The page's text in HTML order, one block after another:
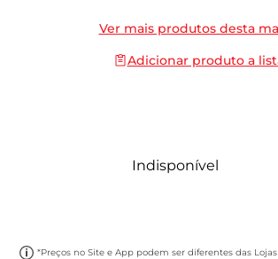
Ver mais produtos desta
Adicionar produto a
Indisponível
*Preços no Site e App podem ser diferentes das Lojas